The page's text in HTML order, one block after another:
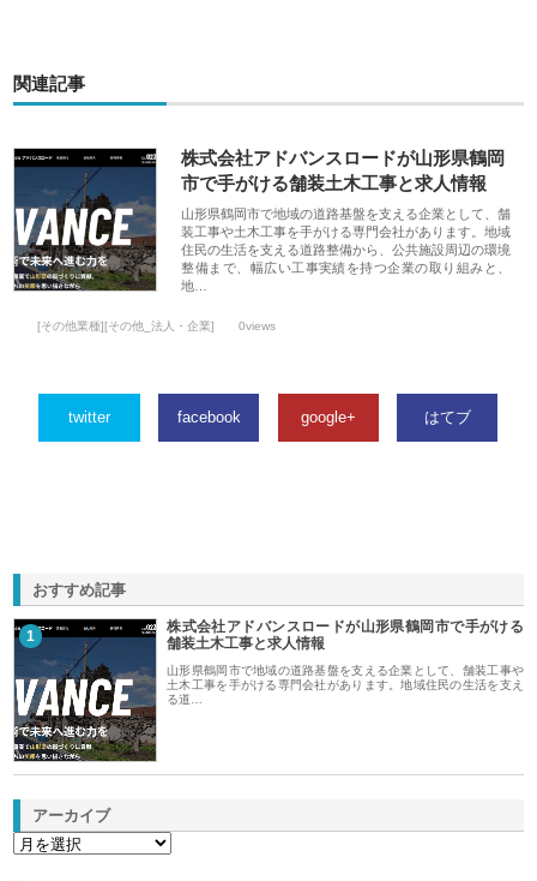
関連記事
株式会社アドバンスロードが山形県鶴岡
市で手がける舗装土木工事と求人情報
山形県鶴岡市で地域の道路基盤を支える企業として、舗
装工事や土木工事を手がける専門会社があります。地域
住民の生活を支える道路整備から、公共施設周辺の環境
整備まで、幅広い工事実績を持つ企業の取り組みと、
地…
[その他業種][その他_法人・企業] 0views
twitter facebook google+ はてブ
おすすめ記事
1
株式会社アドバンスロードが山形県鶴岡市で手がける
舗装土木工事と求人情報
山形県鶴岡市で地域の道路基盤を支える企業として、舗装工事や
土木工事を手がける専門会社があります。地域住民の生活を支え
る道…
アーカイブ